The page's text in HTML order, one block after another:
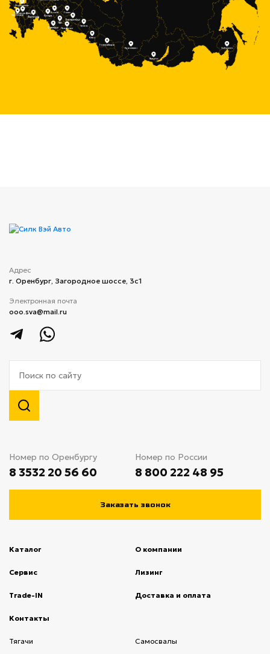
Адрес
г. Оренбург, Загородное шоссе, 3с1
Электронная почта
ooo.sva@mail.ru
Номер по Оренбургу
8 3532 20 56 60
Номер по России
8 800 222 48 95
Заказать звонок
Каталог О компании
Сервис Лизинг(current)
Trade-IN Доставка и оплата
Контакты
Тягачи Cамосвалы